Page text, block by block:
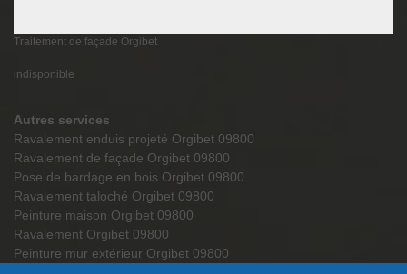
Traitement de façade Orgibet
indisponible
Autres services
Ravalement enduis projeté Orgibet 09800
Ravalement de façade Orgibet 09800
Pose de bardage en bois Orgibet 09800
Ravalement taloché Orgibet 09800
Peinture maison Orgibet 09800
Ravalement Orgibet 09800
Peinture mur extérieur Orgibet 09800